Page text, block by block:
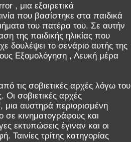
, μια εξαιρετικά
που βασίστηκε στα παιδικά
του πατέρα του. Σε αυτήν
της παιδικής ηλικίας που
δουλέψει το σενάριο αυτής της
Εξομολόγηση , Λευκή μέρα
τις σοβιετικές αρχές λόγω του
Οι σοβιετικές αρχές
μια αυστηρά περιορισμένη
σε κινηματογράφους και
εκτυπώσεις έγιναν και οι
Ταινίες τρίτης κατηγορίας